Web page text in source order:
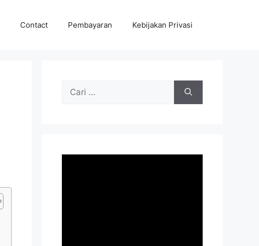
Contact Pembayaran Kebijakan Privasi
Cari